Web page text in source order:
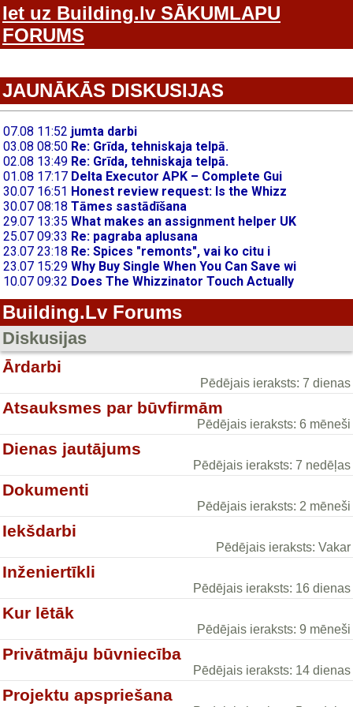
Iet uz Building.lv SĀKUMLAPU
FORUMS
JAUNĀKĀS DISKUSIJAS
Building.Lv Forums
Diskusijas
Ārdarbi
Pēdējais ieraksts: 7 dienas
Atsauksmes par būvfirmām
Pēdējais ieraksts: 6 mēneši
Dienas jautājums
Pēdējais ieraksts: 7 nedēļas
Dokumenti
Pēdējais ieraksts: 2 mēneši
Iekšdarbi
Pēdējais ieraksts: Vakar
Inženiertīkli
Pēdējais ieraksts: 16 dienas
Kur lētāk
Pēdējais ieraksts: 9 mēneši
Privātmāju būvniecība
Pēdējais ieraksts: 14 dienas
Projektu apspriešana